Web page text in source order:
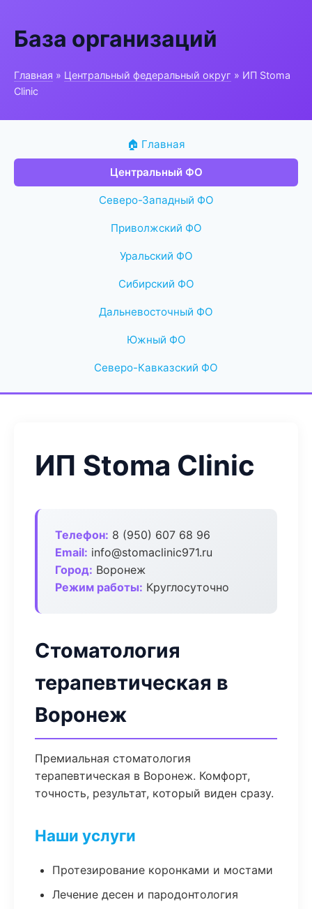
База организаций
Главная » Центральный федеральный округ » ИП Stoma
Clinic
🏠 Главная
Центральный ФО
Северо-Западный ФО
Приволжский ФО
Уральский ФО
Сибирский ФО
Дальневосточный ФО
Южный ФО
Северо-Кавказский ФО
ИП Stoma Clinic
Телефон: 8 (950) 607 68 96
Email: info@stomaclinic971.ru
Город: Воронеж
Режим работы: Круглосуточно
Стоматология
терапевтическая в
Воронеж
Премиальная стоматология
терапевтическая в Воронеж. Комфорт,
точность, результат, который виден сразу.
Наши услуги
Протезирование коронками и мостами
Лечение десен и пародонтология